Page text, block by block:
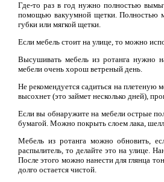
Где-то раз в год нужно полностью
помощью вакуумной щетки. Полностью
губки или мягкой щетки.
Если мебель стоит на улице, то можно
Высушивать мебель из ротанга нужно
мебели очень хорош ветреный день.
Не рекомендуется садиться на плетеную
высохнет (это займет несколько дней),
Если вы обнаружите на мебели острые
бумагой. Можно покрыть слоем лака,
Мебель из ротанга можно обновить,
распылитель, то делайте это на улице.
После этого можно нанести для глянца
долго остается чистой.